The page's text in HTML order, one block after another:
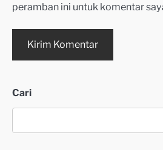
peramban ini untuk komentar
Cari